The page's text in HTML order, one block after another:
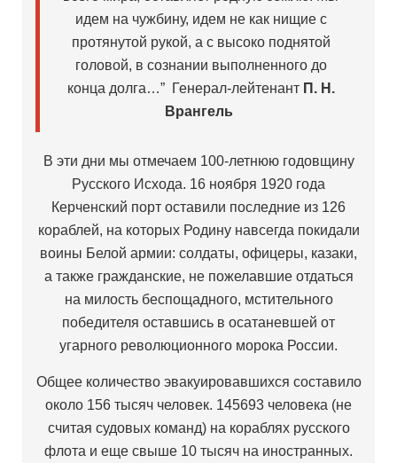
идем на чужбину, идем не как нищие с
протянутой рукой, а с высоко поднятой
головой, в сознании выполненного до
конца долга…” Генерал-лейтенант П. Н.
Врангель
В эти дни мы отмечаем 100-летнюю годовщину
Русского Исхода. 16 ноября 1920 года
Керченский порт оставили последние из 126
кораблей, на которых Родину навсегда покидали
воины Белой армии: солдаты, офицеры, казаки,
а также гражданские, не пожелавшие отдаться
на милость беспощадного, мстительного
победителя оставшись в осатаневшей от
угарного революционного морока России.
Общее количество эвакуировавшихся составило
около 156 тысяч человек. 145693 человека (не
считая судовых команд) на кораблях русского
флота и еще свыше 10 тысяч на иностранных.